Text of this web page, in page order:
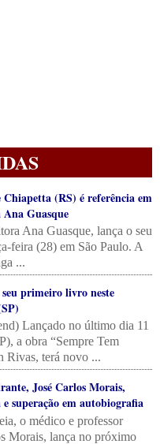
(RS) é referência em
Guasque
Ana Guasque, lança o seu
feira (28) em São Paulo. A
...
primeiro livro neste
Lançado no último dia 11
a obra “Sempre Tem
Rivas, terá novo ...
José Carlos Morais,
superação em autobiografia
o médico e professor
Morais, lança no próximo